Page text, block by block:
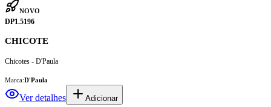
NOVO
DP1.5196
CHICOTE
Chicotes - D'Paula
Marca:D'Paula
Ver detalhes Adicionar